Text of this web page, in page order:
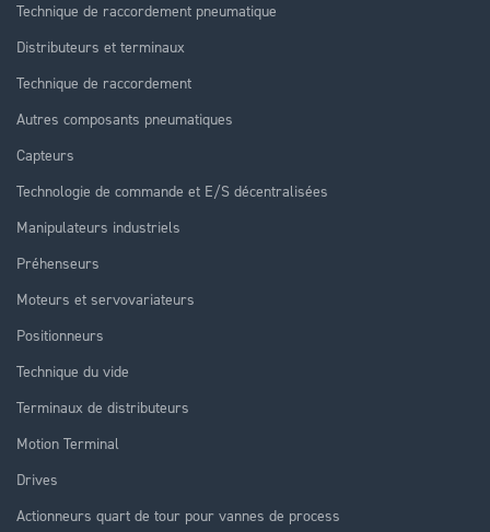
Technique de raccordement pneumatique
Distributeurs et terminaux
Technique de raccordement
Autres composants pneumatiques
Capteurs
Technologie de commande et E/S décentralisées
Manipulateurs industriels
Préhenseurs
Moteurs et servovariateurs
Positionneurs
Technique du vide
Terminaux de distributeurs
Motion Terminal
Drives
Actionneurs quart de tour pour vannes de process